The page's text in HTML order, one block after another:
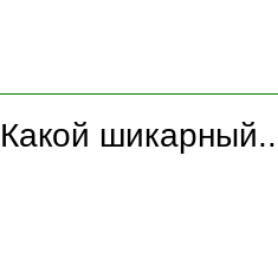
Какой